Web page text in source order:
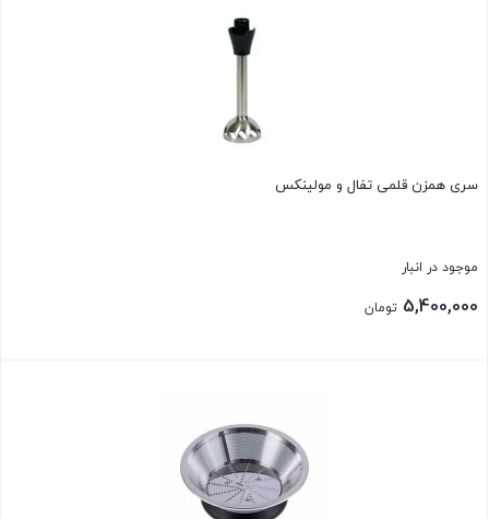
سری همزن قلمی تفال و مولینکس
موجود در انبار
5,400,000 تومان